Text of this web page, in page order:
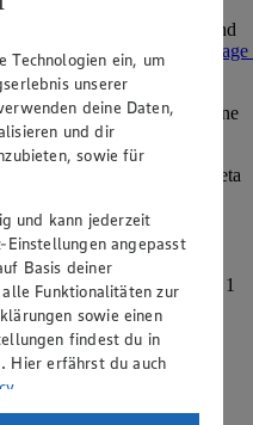
controller_addendum
bei Instagram Insights sind
terms/
Verantwortlicher), ggf. externe
ist oder bis Widerruf, Meta
Insights-Daten sind
DSGVO (berechtigtes
Präsenz) sowie Art. 6 Abs. 1
Werbung über
Technologien ein, um
unserer
deine Daten,
und dir
sowie für
und kann jederzeit
angepasst
Basis deiner
Funktionalitäten zur
sowie einen
findest du in
. Hier erfährst du auch
.